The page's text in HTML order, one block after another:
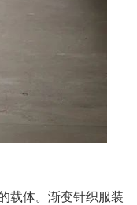
载体。渐变针织服装